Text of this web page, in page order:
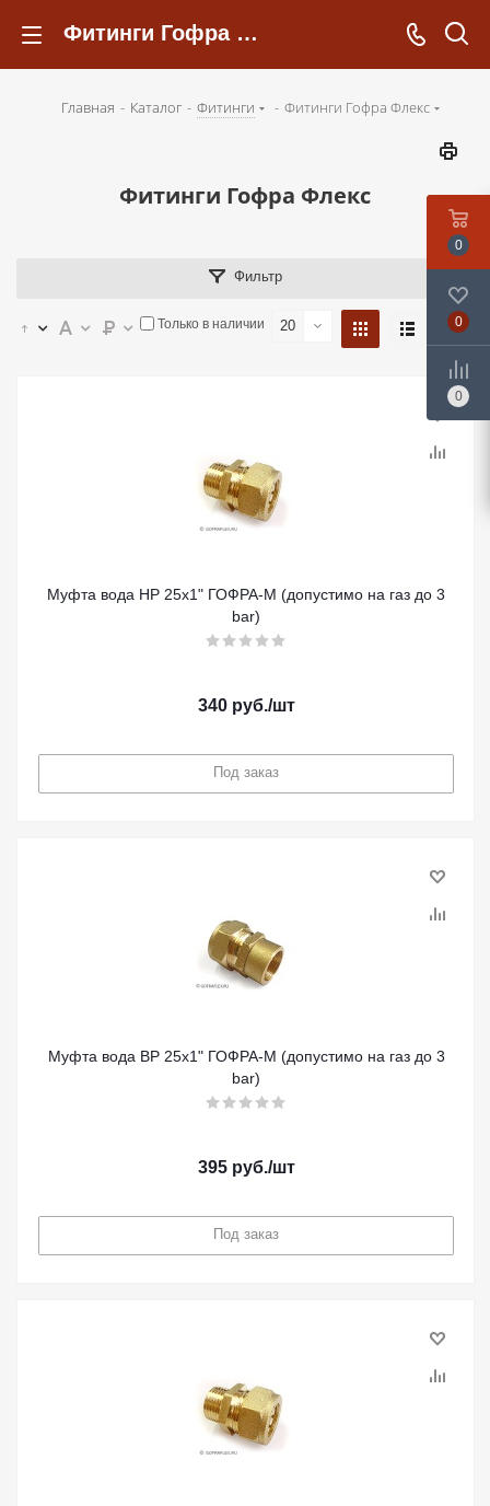
Фитинги Гофра Флекс - kotelsochi.ru
Главная - Каталог - Фитинги - Фитинги Гофра Флекс
Фитинги Гофра Флекс
Фильтр
20
Только в наличии
Муфта вода НР 25х1" ГОФРА-М (допустимо на газ до 3
bar)
340руб./шт
Под заказ
Муфта вода ВР 25х1" ГОФРА-М (допустимо на газ до 3
bar)
395руб./шт
Под заказ
0
0
0